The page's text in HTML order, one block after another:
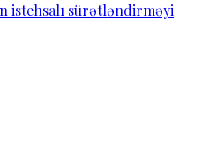
istehsalı sürətləndirməyi